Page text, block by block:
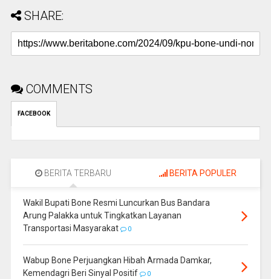
SHARE:
COMMENTS
FACEBOOK
BERITA TERBARU BERITA POPULER
Wakil Bupati Bone Resmi Luncurkan Bus Bandara
Arung Palakka untuk Tingkatkan Layanan
Transportasi Masyarakat
0
Wabup Bone Perjuangkan Hibah Armada Damkar,
Kemendagri Beri Sinyal Positif
0